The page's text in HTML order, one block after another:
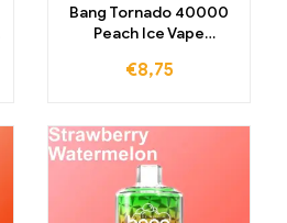
Bang Tornado 40000
Peach Ice Vape
Combinação
hortelã fresca
€8,75